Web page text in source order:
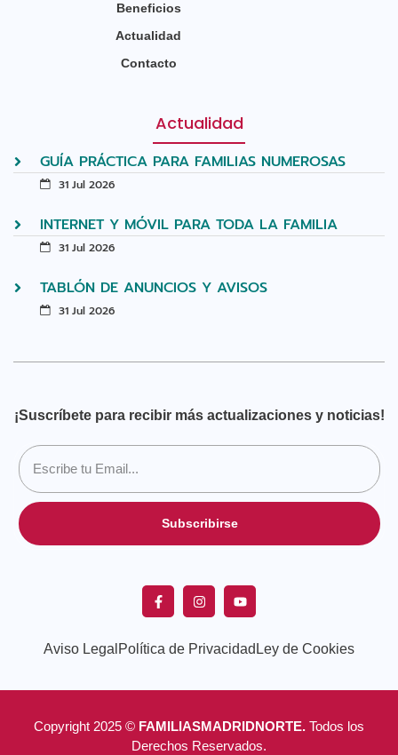
Beneficios
Actualidad
Contacto
Actualidad
GUÍA PRÁCTICA PARA FAMILIAS NUMEROSAS
31 Jul 2026
INTERNET Y MÓVIL PARA TODA LA FAMILIA
31 Jul 2026
TABLÓN DE ANUNCIOS Y AVISOS
31 Jul 2026
¡Suscríbete para recibir más actualizaciones y noticias!
Subscribirse
Aviso Legal Política de Privacidad Ley de Cookies
Copyright 2025 © FAMILIASMADRIDNORTE. Todos los
Derechos Reservados.